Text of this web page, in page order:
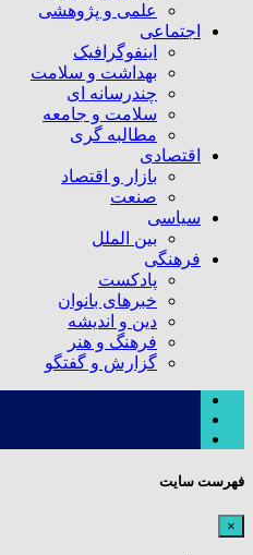
علمی و پژوهشی
اجتماعی
اینفوگرافیک
بهداشت و سلامت
چندرسانه ای
سلامت و جامعه
مطالبه گری
اقتصادی
بازار و اقتصاد
صنعت
سیاسی
بین الملل
فرهنگی
پادکست
خبرهای بانوان
دین و اندیشه
فرهنگ و هنر
گزارش و گفتگو
فهرست سایت
×